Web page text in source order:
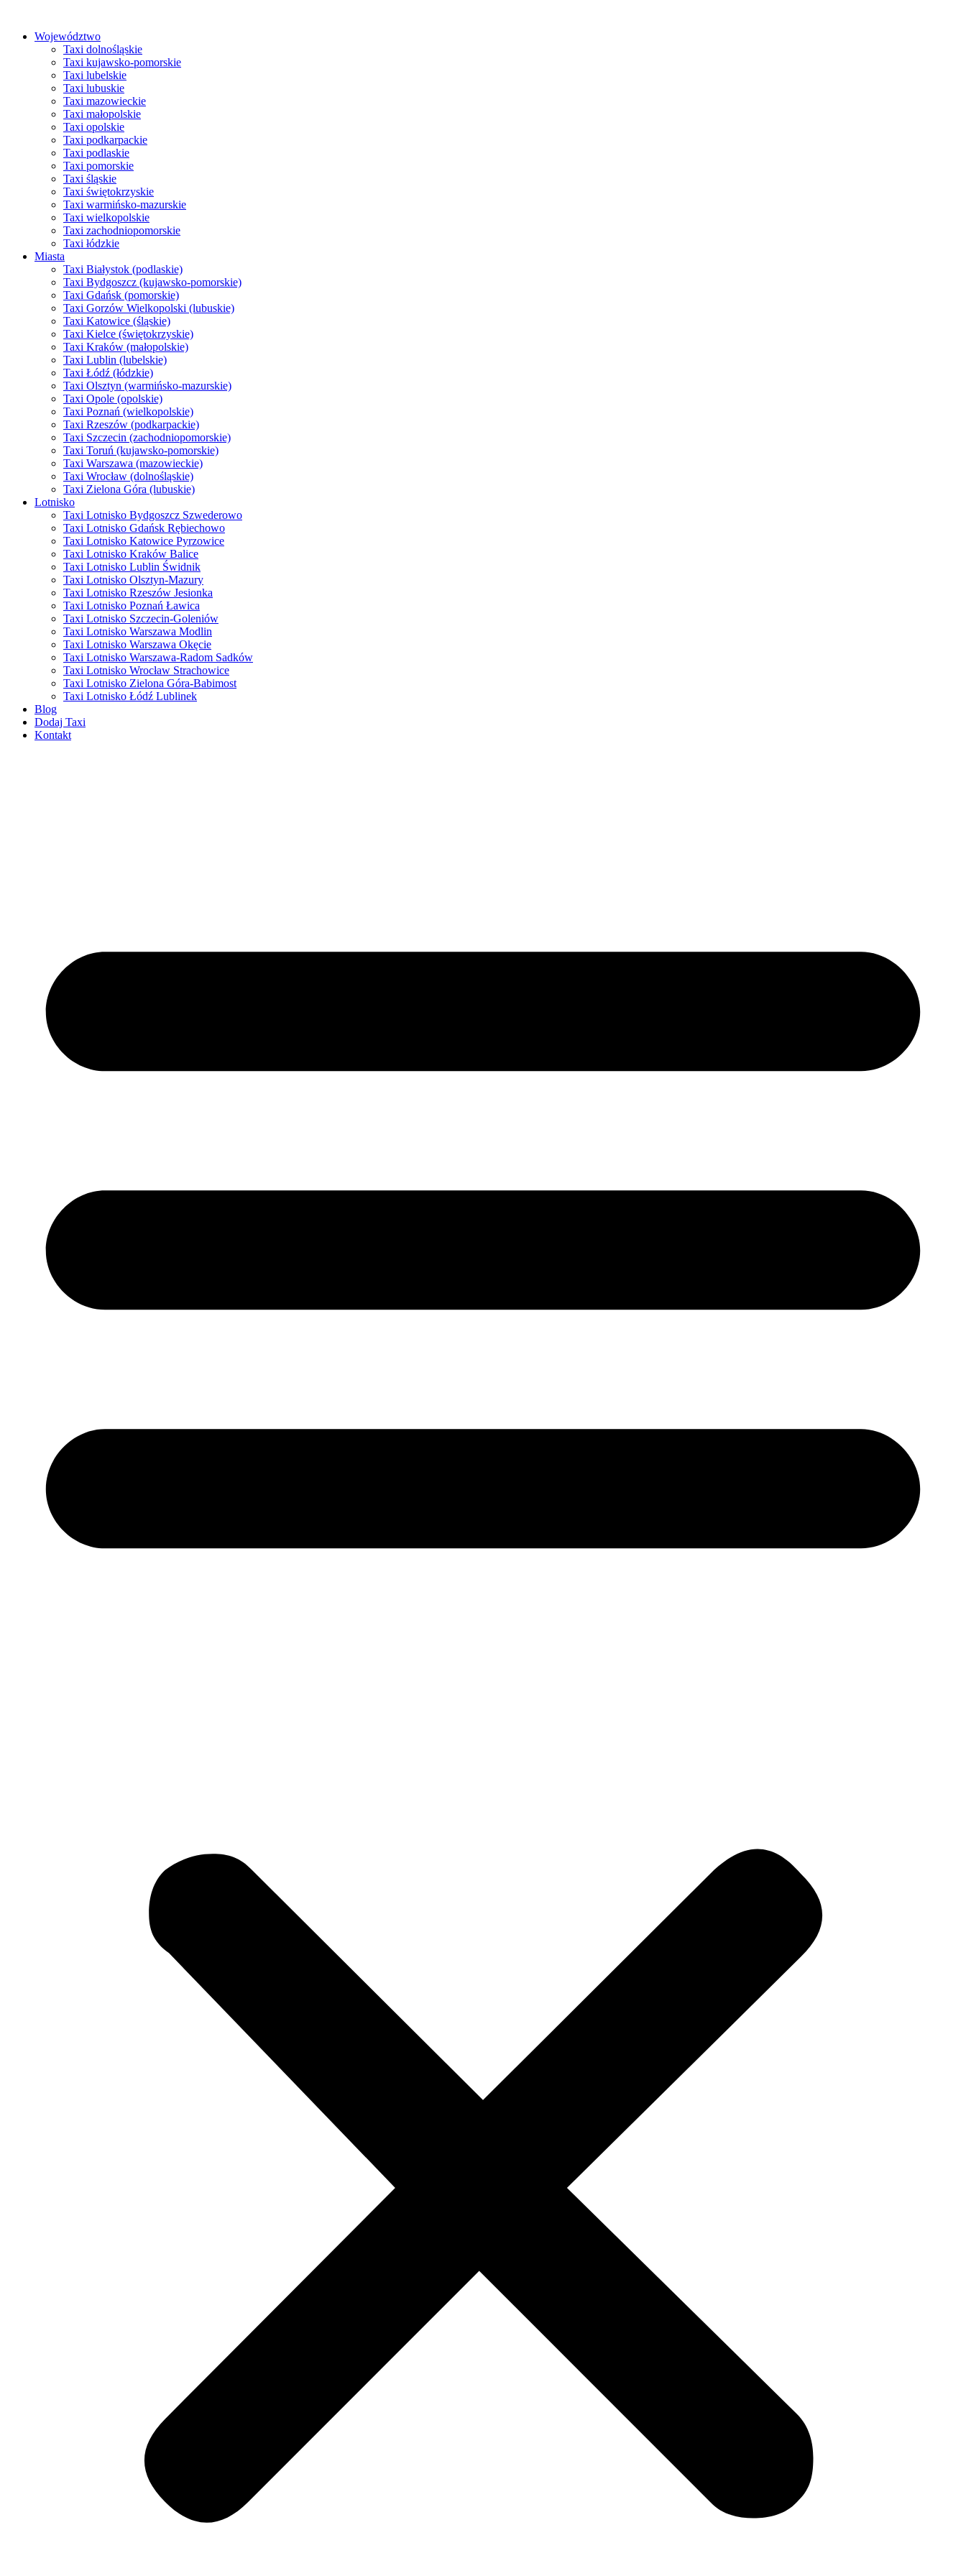
treści
Województwo
Taxi dolnośląskie
Taxi kujawsko-pomorskie
Taxi lubelskie
Taxi lubuskie
Taxi mazowieckie
Taxi małopolskie
Taxi opolskie
Taxi podkarpackie
Taxi podlaskie
Taxi pomorskie
Taxi śląskie
Taxi świętokrzyskie
Taxi warmińsko-mazurskie
Taxi wielkopolskie
Taxi zachodniopomorskie
Taxi łódzkie
Miasta
Taxi Białystok (podlaskie)
Taxi Bydgoszcz (kujawsko-pomorskie)
Taxi Gdańsk (pomorskie)
Taxi Gorzów Wielkopolski (lubuskie)
Taxi Katowice (śląskie)
Taxi Kielce (świętokrzyskie)
Taxi Kraków (małopolskie)
Taxi Lublin (lubelskie)
Taxi Łódź (łódzkie)
Taxi Olsztyn (warmińsko-mazurskie)
Taxi Opole (opolskie)
Taxi Poznań (wielkopolskie)
Taxi Rzeszów (podkarpackie)
Taxi Szczecin (zachodniopomorskie)
Taxi Toruń (kujawsko-pomorskie)
Taxi Warszawa (mazowieckie)
Taxi Wrocław (dolnośląskie)
Taxi Zielona Góra (lubuskie)
Lotnisko
Taxi Lotnisko Bydgoszcz Szwederowo
Taxi Lotnisko Gdańsk Rębiechowo
Taxi Lotnisko Katowice Pyrzowice
Taxi Lotnisko Kraków Balice
Taxi Lotnisko Lublin Świdnik
Taxi Lotnisko Olsztyn-Mazury
Taxi Lotnisko Rzeszów Jesionka
Taxi Lotnisko Poznań Ławica
Taxi Lotnisko Szczecin-Goleniów
Taxi Lotnisko Warszawa Modlin
Taxi Lotnisko Warszawa Okęcie
Taxi Lotnisko Warszawa-Radom Sadków
Taxi Lotnisko Wrocław Strachowice
Taxi Lotnisko Zielona Góra-Babimost
Taxi Lotnisko Łódź Lublinek
Blog
Dodaj Taxi
Kontakt